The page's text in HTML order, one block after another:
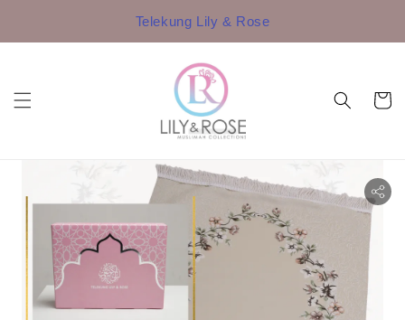
Telekung Lily & Rose